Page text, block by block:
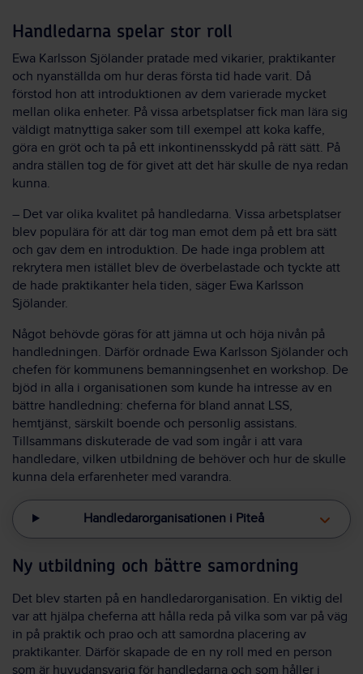
Handledarna spelar stor roll
Ewa Karlsson Sjölander pratade med vikarier, praktikanter
och nyanställda om hur deras första tid hade varit. Då
förstod hon att introduktionen av dem varierade mycket
mellan olika enheter. På vissa arbetsplatser fick man lära sig
väldigt matnyttiga saker som till exempel att koka kaffe,
göra en gröt och ta på ett inkontinensskydd på rätt sätt. På
andra ställen tog de för givet att det här skulle de nya redan
kunna.
– Det var olika kvalitet på handledarna. Vissa arbetsplatser
blev populära för att där tog man emot dem på ett bra sätt
och gav dem en introduktion. De hade inga problem att
rekrytera men istället blev de överbelastade och tyckte att
de hade praktikanter hela tiden, säger Ewa Karlsson
Sjölander.
Något behövde göras för att jämna ut och höja nivån på
handledningen. Därför ordnade Ewa Karlsson Sjölander och
chefen för kommunens bemanningsenhet en workshop. De
bjöd in alla i organisationen som kunde ha intresse av en
bättre handledning: cheferna för bland annat LSS,
hemtjänst, särskilt boende och personlig assistans.
Tillsammans diskuterade de vad som ingår i att vara
handledare, vilken utbildning de behöver och hur de skulle
kunna dela erfarenheter med varandra.
Handledarorganisationen i Piteå
Ny utbildning och bättre samordning
Det blev starten på en handledarorganisation. En viktig del
var att hjälpa cheferna att hålla reda på vilka som var på väg
in på praktik och prao och att samordna placering av
praktikanter. Därför skapade de en ny roll med en person
som är huvudansvarig för handledarna och som håller i